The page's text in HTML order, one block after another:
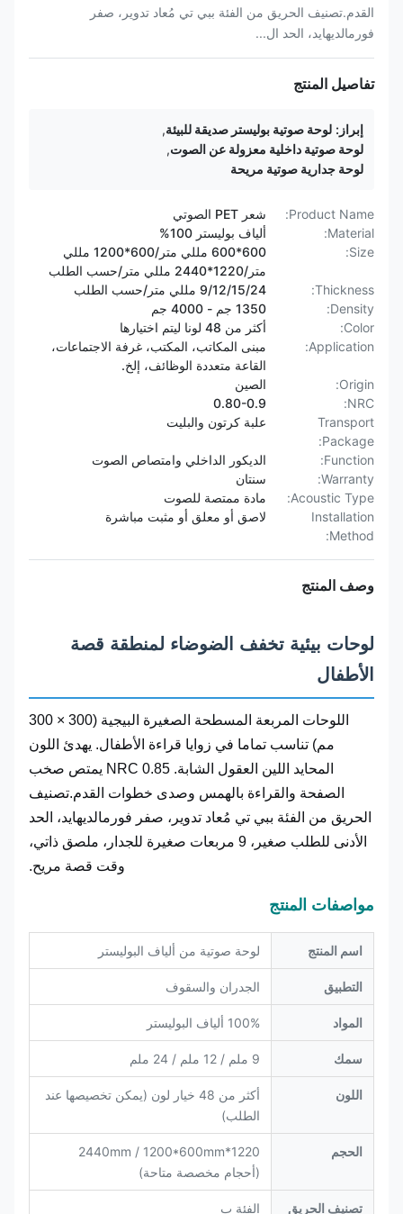
القدم.تصنيف الحريق من الفئة ببي تي مُعاد تدوير، صفر
فورمالديهايد، الحد ال...
تفاصيل المنتج
لوحة صوتية بوليستر صديقة للبيئة ,
لوحة صوتية داخلية معزولة عن الصوت,
لوحة جدارية صوتية مريحة
Product Name:
شعر PET الصوتي
Material:
ألياف بوليستر 100%
600*600 مللي متر/600*1200 مللي
Thickness:
9/12/15/24 مللي متر/حسب الطلب
Density:
1350 جم - 4000 جم
Color:
أكثر من 48 لونا ليتم اختيارها
Application:
مبنى المكاتب، المكتب، غرفة الاجتماعات،
القاعة متعددة الوظائف، إلخ.
Origin:
الصين
0.80-0.9
Transport
Package:
علبة كرتون والبليت
Function:
الديكور الداخلي وامتصاص الصوت
Warranty:
سنتان
Acoustic Type:
مادة ممتصة للصوت
Installation
Method:
لاصق أو معلق أو مثبت مباشرة
وصف المنتج
لوحات بيئية تخفف الضوضاء لمنطقة قصة
الأطفال
اللوحات المربعة المسطحة الصغيرة البيجية (300 × 300
مم) تناسب تماما في زوايا قراءة الأطفال. يهدئ اللون
المحايد اللين العقول الشابة. NRC 0.85 يمتص صخب
الصفحة والقراءة بالهمس وصدى خطوات القدم.تصنيف
الحريق من الفئة ببي تي مُعاد تدوير، صفر فورمالديهايد، الحد
الأدنى للطلب صغير، 9 مربعات صغيرة للجدار، ملصق ذاتي،
وقت قصة مريح.
مواصفات المنتج
اسم المنتج لوحة صوتية من ألياف البوليستر
التطبيق الجدران والسقوف
100% ألياف البوليستر
أكثر من 48 خيار لون (يمكن تخصيصها عند
الطلب)
الحجم
1220*2440mm / 1200*600mm
(أحجام مخصصة متاحة)
تصنيف الحريق الفئة ب